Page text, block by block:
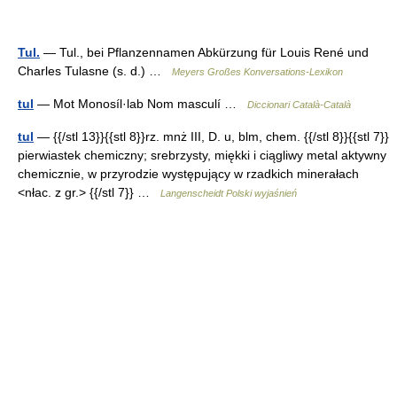
Tul. — Tul., bei Pflanzennamen Abkürzung für Louis René und
Charles Tulasne (s. d.) …
Meyers Großes Konversations-Lexikon
tul — Mot Monosíl·lab Nom masculí … Diccionari Català-Català
tul — {{/stl 13}}{{stl 8}}rz. mnż III, D. u, blm, chem. {{/stl 8}}{{stl 7}}
pierwiastek chemiczny; srebrzysty, miękki i ciągliwy metal aktywny
chemicznie, w przyrodzie występujący w rzadkich minerałach
<nłac. z gr.> {{/stl 7}} …
Langenscheidt Polski wyjaśnień